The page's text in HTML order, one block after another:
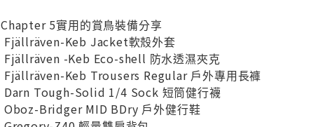
Chapter 5實用的賞鳥裝備分享
Fjällräven-Keb Jacket軟殼外套
Fjällräven -Keb Eco-shell 防水透濕夾克
Fjällräven-Keb Trousers Regular 戶外專用長褲
Darn Tough-Solid 1/4 Sock 短筒健行襪
Oboz-Bridger MID BDry 戶外健行鞋